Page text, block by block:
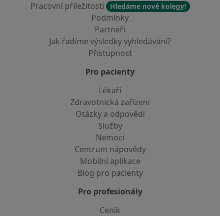
Pracovní příležitosti
Hledáme nové kolegy!
Podmínky
Partneři
Jak řadíme výsledky vyhledávání?
Přístupnost
Pro pacienty
Lékaři
Zdravotnická zařízení
Otázky a odpovědi
Služby
Nemoci
Centrum nápovědy
Mobilní aplikace
Blog pro pacienty
Pro profesionály
Ceník